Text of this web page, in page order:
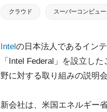
クラウド スーパーコンピュー
Intelの日本法人であるイン
「Intel Federal」を設立し
野に対する取り組みの説明
新会社は、米国エネルギー